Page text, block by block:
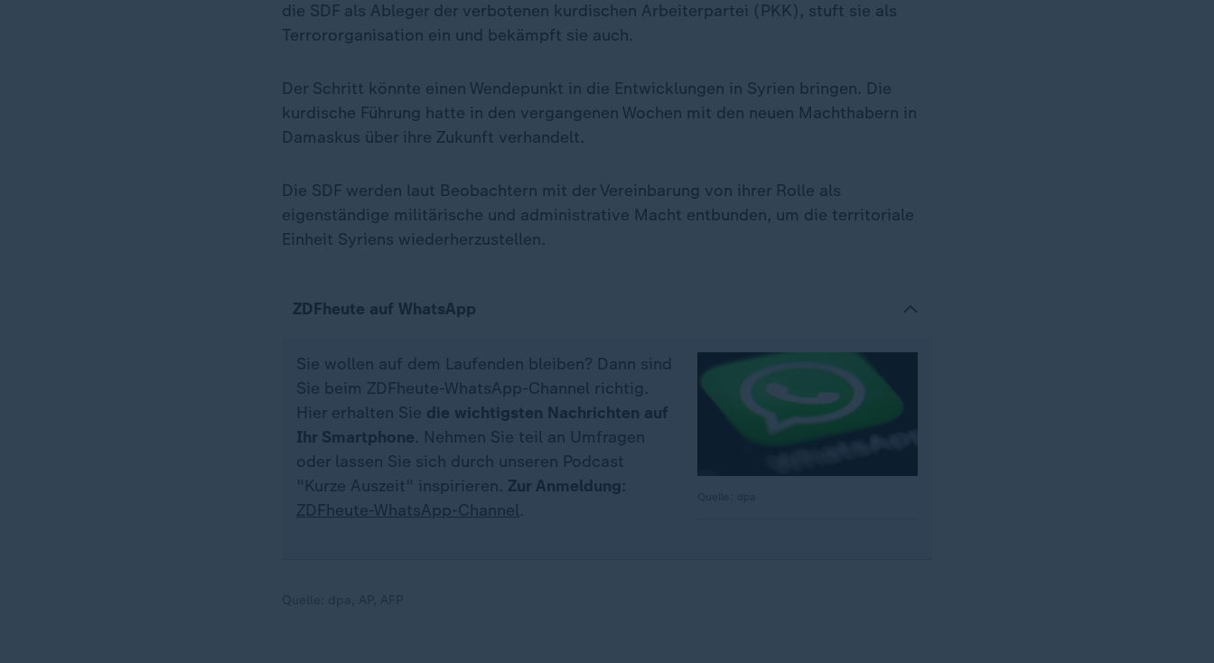
die SDF als Ableger der verbotenen kurdischen Arbeiterpartei (PKK), stuft sie als
Terrororganisation ein und bekämpft sie auch.
Der Schritt könnte einen Wendepunkt in die Entwicklungen in Syrien bringen. Die
kurdische Führung hatte in den vergangenen Wochen mit den neuen Machthabern in
Damaskus über ihre Zukunft verhandelt.
Die SDF werden laut Beobachtern mit der Vereinbarung von ihrer Rolle als
eigenständige militärische und administrative Macht entbunden, um die territoriale
Einheit Syriens wiederherzustellen.
ZDFheute auf WhatsApp
Sie wollen auf dem Laufenden bleiben? Dann sind
Sie beim ZDFheute-WhatsApp-Channel richtig.
Hier erhalten Sie die wichtigsten Nachrichten auf
Ihr Smartphone. Nehmen Sie teil an Umfragen
oder lassen Sie sich durch unseren Podcast
"Kurze Auszeit" inspirieren. Zur Anmeldung:
ZDFheute-WhatsApp-Channel.